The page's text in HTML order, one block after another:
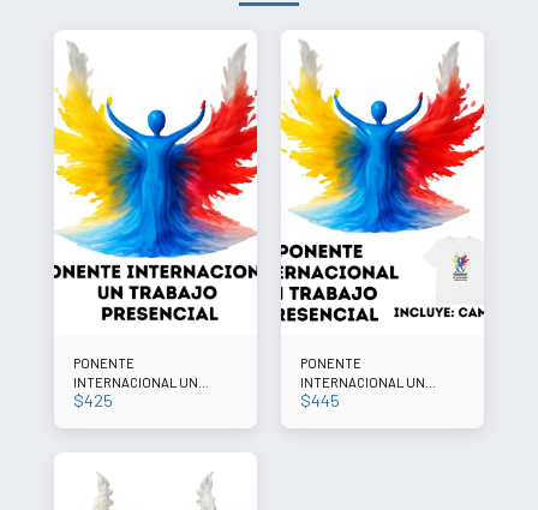
PONENTE
INTERNACIONAL UN
TRABAJO BOGOTÁ,
$425
PONENTE
INTERNACIONAL UN
TRABAJO INCLUYE
$445